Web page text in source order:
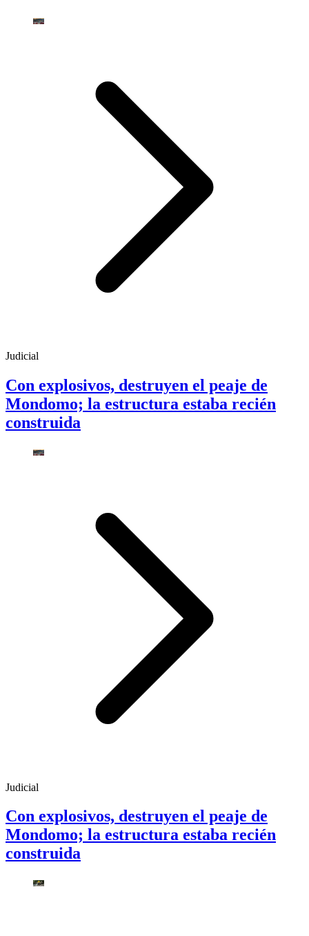
Judicial
Con explosivos, destruyen el peaje de
Mondomo; la estructura estaba recién
construida
Judicial
Con explosivos, destruyen el peaje de
Mondomo; la estructura estaba recién
construida